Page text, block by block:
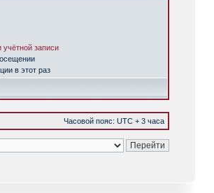
записи
в этот раз
Часовой пояс: UTC + 3 часа